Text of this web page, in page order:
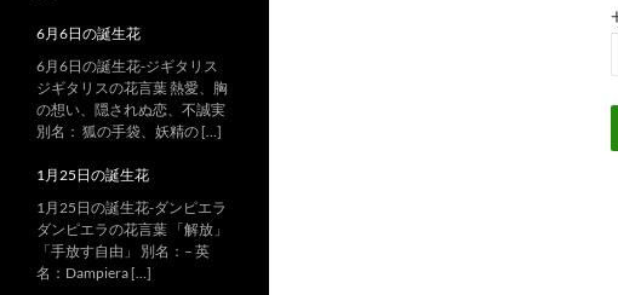
6月6日の誕生花
6月6日の誕生花-ジギタリス
ジギタリスの花言葉 熱愛、胸
の想い、隠されぬ恋、不誠実
別名： 狐の手袋、妖精の […]
1月25日の誕生花
1月25日の誕生花-ダンピエラ
ダンピエラの花言葉 「解放」
「手放す自由」 別名：– 英
名：Dampiera […]